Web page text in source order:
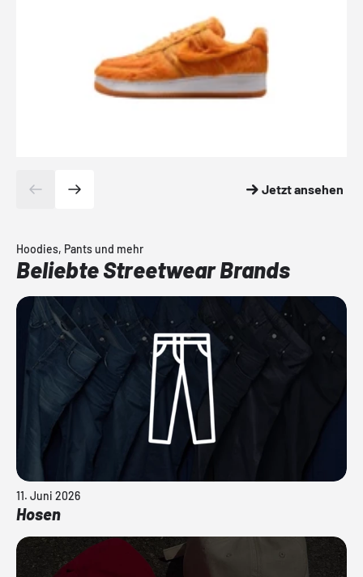
Jetzt ansehen
Hoodies, Pants und mehr
Beliebte Streetwear Brands
11. Juni 2026
Hosen